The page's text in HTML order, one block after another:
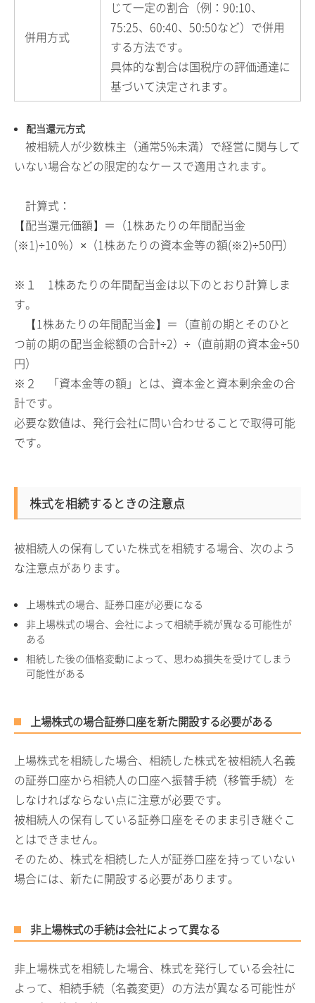
併用方式
じて一定の割合（例：90:10、
75:25、60:40、50:50など）で併用
する方法です。
具体的な割合は国税庁の評価通達に
基づいて決定されます。
配当還元方式
被相続人が少数株主（通常5%未満）で経営に関与して
いない場合などの限定的なケースで適用されます。
計算式：
【配当還元価額】＝（1株あたりの年間配当金
(※1)÷10％）×（1株あたりの資本金等の額(※2)÷50円）
※１ 1株あたりの年間配当金は以下のとおり計算しま
す。
【1株あたりの年間配当金】＝（直前の期とそのひと
つ前の期の配当金総額の合計÷2）÷（直前期の資本金÷50
円）
※２ 「資本金等の額」とは、資本金と資本剰余金の合
計です。
必要な数値は、発行会社に問い合わせることで取得可能
です。
株式を相続するときの注意点
被相続人の保有していた株式を相続する場合、次のよう
な注意点があります。
上場株式の場合、証券口座が必要になる
非上場株式の場合、会社によって相続手続が異なる可能性が
ある
相続した後の価格変動によって、思わぬ損失を受けてしまう
可能性がある
上場株式の場合証券口座を新た開設する必要がある
上場株式を相続した場合、相続した株式を被相続人名義
の証券口座から相続人の口座へ振替手続（移管手続）を
しなければならない点に注意が必要です。
被相続人の保有している証券口座をそのまま引き継ぐこ
とはできません。
そのため、株式を相続した人が証券口座を持っていない
場合には、新たに開設する必要があります。
非上場株式の手続は会社によって異なる
非上場株式を相続した場合、株式を発行している会社に
よって、相続手続（名義変更）の方法が異なる可能性が